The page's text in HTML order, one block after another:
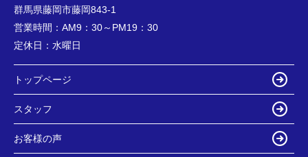
群馬県藤岡市藤岡843-1
営業時間： AM9：30～PM19：30
定休日： 水曜日
トップページ
スタッフ
お客様の声